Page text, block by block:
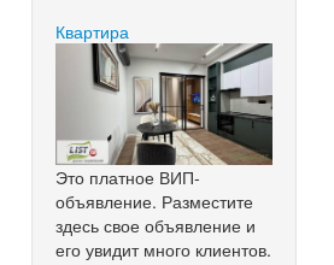
Квартира
Это платное ВИП-
объявление. Разместите
здесь свое объявление и
его увидит много клиентов.